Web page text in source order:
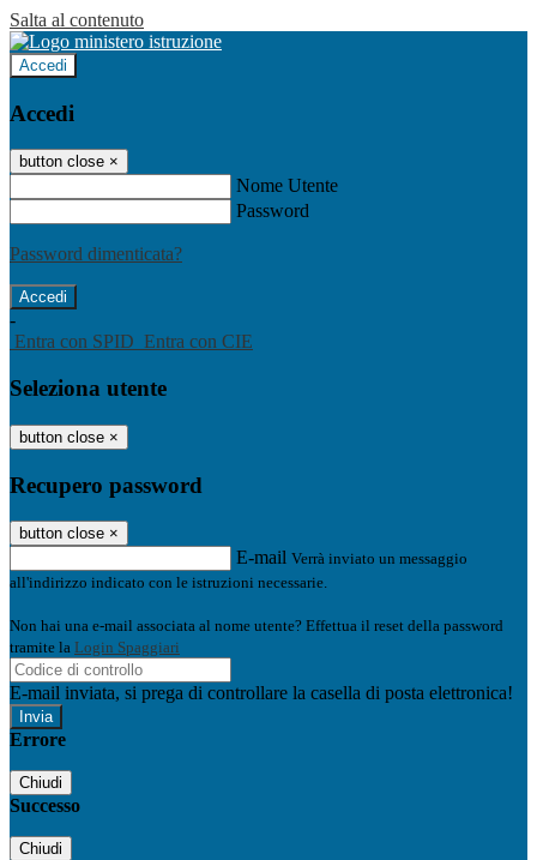
Salta al contenuto
Accedi
Accedi
button close ×
Nome Utente
Password
Password dimenticata?
-
Entra con SPID Entra con CIE
Seleziona utente
button close ×
Recupero password
button close ×
E-mail Verrà inviato un messaggio
all'indirizzo indicato con le istruzioni necessarie.
Non hai una e-mail associata al nome utente? Effettua il reset della password
tramite la Login Spaggiari
E-mail inviata, si prega di controllare la casella di posta elettronica!
Errore
Chiudi
Successo
Chiudi